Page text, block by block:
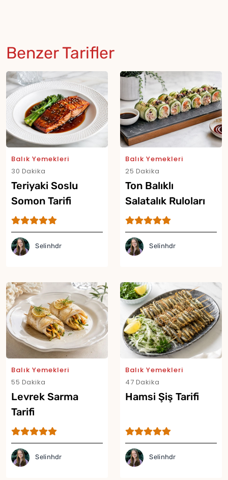
Benzer Tarifler
Balık Yemekleri
30 Dakika
Teriyaki Soslu
Somon Tarifi
Selinhdr
Balık Yemekleri
25 Dakika
Ton Balıklı
Salatalık Ruloları
Tarifi
Selinhdr
Balık Yemekleri
55 Dakika
Levrek Sarma
Tarifi
Selinhdr
Balık Yemekleri
47 Dakika
Hamsi Şiş Tarifi
Selinhdr